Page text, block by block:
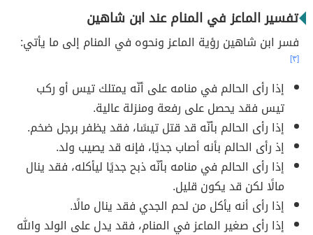
تفسير الماعز في المنام عند ابن شاهين
فسر ابن شاهين رؤية الماعز ونحوه في المنام إلى ما يأتي:
[٣]
إذا رأى الحالم في منامه على أنّه يمتلك تيس أو ركب
تيس فقد يحصل على رفعة ومنزلة عالية.
إذا رأى الحالم بأنّه قد قتل تيسًا، فقد يظفر برجل ضخم.
إذ رأى الحالم بأنه أصاب جديًا، فإنه قد يصيب ولد.
إذا رأى الحالم في منامه بأنّه ذبح جديًا ليأكله، فقد ينال
مالًا لكن قد يكون قليل.
إذا رأى أنه يأكل من لحم الجدي فقد ينال مالًا.
إذا رأى صغير الماعز في المنام، فقد يدل على الولد والله